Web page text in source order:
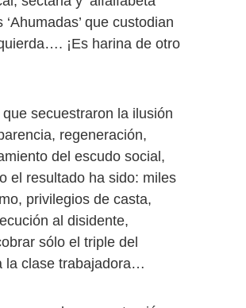
que custodian
¡Es harina de otro
secuestraron la ilusión
regeneración,
del escudo social,
el resultado ha sido: miles
privilegios de casta,
al disidente,
sólo el triple del
la clase trabajadora…